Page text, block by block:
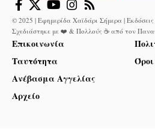
© 2025 | Εφημερίδα Χαϊδάρι Σήμερα | Εκδόσεις
Σχεδιάστηκε με ❤️ & Πολλούς ☕ από τον
Επικοινωνία
Ταυτότητα
Ανέβασμα Αγγελίας
Αρχείο